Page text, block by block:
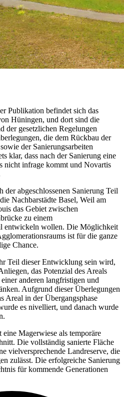
Publikation befindet sich das
Hüningen, und dort sind die
der gesetzlichen Regelungen
die dem Rückbau der
der Sanierungsarbeiten
klar, dass nach der Sanierung eine
nicht infrage kommt und Novartis
abgeschlossenen Sanierung Teil
Nachbarstädte Basel, Weil am
das Gebiet zwischen
zu einem
entwickeln wollen. Die Möglichkeit
ist für die ganze
Chance.
Teil dieser Entwicklung sein wird,
das Potenzial des Areals
anderen langfristigen und
Aufgrund dieser Überlegungen
Areal in der Übergangsphase
es nivelliert, und danach wurde
Magerwiese als temporäre
Die vollständig sanierte Fläche
vielversprechende Landreserve, die
zulässt. Die erfolgreiche Sanierung
für kommende Generationen